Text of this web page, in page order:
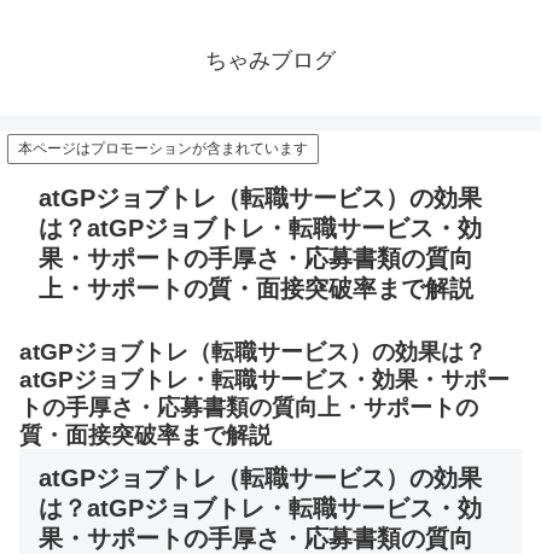
ちゃみブログ
本ページはプロモーションが含まれています
atGPジョブトレ（転職サービス）の効果
は？atGPジョブトレ・転職サービス・効
果・サポートの手厚さ・応募書類の質向
上・サポートの質・面接突破率まで解説
atGPジョブトレ（転職サービス）の効果は？
atGPジョブトレ・転職サービス・効果・サポー
トの手厚さ・応募書類の質向上・サポートの
質・面接突破率まで解説
atGPジョブトレ（転職サービス）の効果
は？atGPジョブトレ・転職サービス・効
果・サポートの手厚さ・応募書類の質向